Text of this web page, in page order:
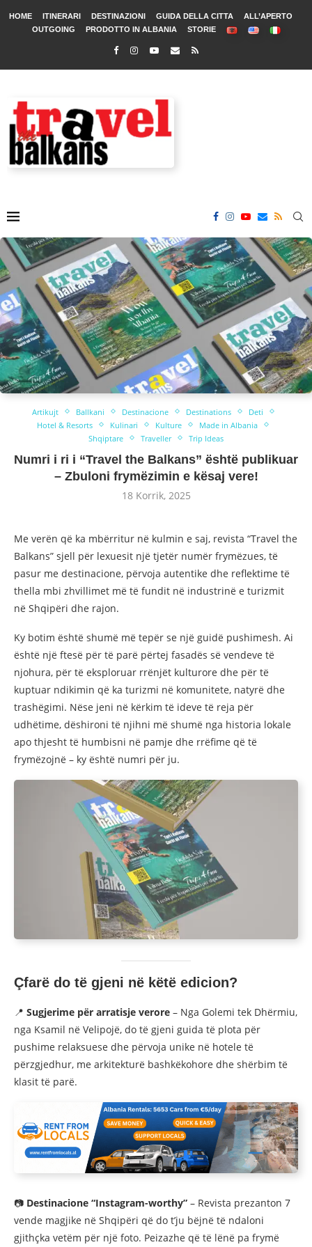
HOME ITINERARI DESTINAZIONI GUIDA DELLA CITTA
ALL’APERTO
OUTGOING
PRODOTTO IN ALBANIA STORIE
Artikujt Ballkani Destinacione Destinations
Deti
Hotel & Resorts
Kulinari Kulture
Made in Albania
Shqiptare
Traveller Trip Ideas
Numri i ri i “Travel the Balkans” është publikuar
– Zbuloni frymëzimin e kësaj vere!
18 Korrik, 2025
Me verën që ka mbërritur në kulmin e saj, revista “Travel the
Balkans” sjell për lexuesit një tjetër numër frymëzues, të
pasur me destinacione, përvoja autentike dhe reflektime të
thella mbi zhvillimet më të fundit në industrinë e turizmit
në Shqipëri dhe rajon.
Ky botim është shumë më tepër se një guidë pushimesh. Ai
është një ftesë për të parë përtej fasadës së vendeve të
njohura, për të eksploruar rrënjët kulturore dhe për të
kuptuar ndikimin që ka turizmi në komunitete, natyrë dhe
trashëgimi. Nëse jeni në kërkim të ideve të reja për
udhëtime, dëshironi të njihni më shumë nga historia lokale
apo thjesht të humbisni në pamje dhe rrëfime që të
frymëzojnë – ky është numri për ju.
Çfarë do të gjeni në këtë edicion?
📍 Sugjerime për arratisje verore – Nga Golemi tek Dhërmiu,
nga Ksamil në Velipojë, do të gjeni guida të plota për
pushime relaksuese dhe përvoja unike në hotele të
përzgjedhur, me arkitekturë bashkëkohore dhe shërbim të
klasit të parë.
📷 Destinacione “Instagram-worthy” – Revista prezanton 7
vende magjike në Shqipëri që do t’ju bëjnë të ndaloni
gjithçka vetëm për një foto. Peizazhe që të lënë pa frymë